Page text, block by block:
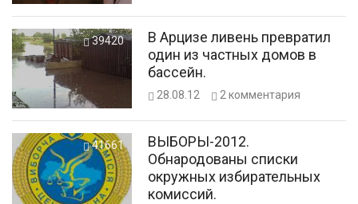
39420
В Арцизе ливень превратил
один из частных домов в
бассейн.
28.08.12 2 комментария
41661
ВЫБОРЫ-2012.
Обнародованы списки
окружных избирательных
комиссий.